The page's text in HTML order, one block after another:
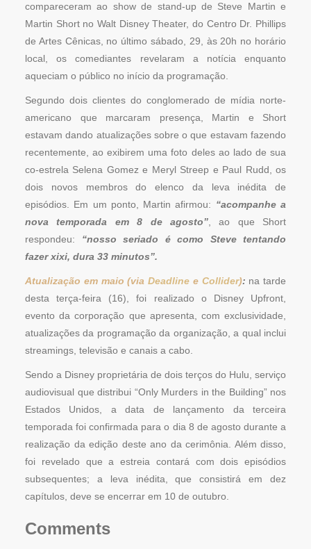
compareceram ao show de stand-up de Steve Martin e
Martin Short no Walt Disney Theater, do Centro Dr. Phillips
de Artes Cênicas, no último sábado, 29, às 20h no horário
local, os comediantes revelaram a notícia enquanto
aqueciam o público no início da programação.
Segundo dois clientes do conglomerado de mídia norte-
americano que marcaram presença, Martin e Short
estavam dando atualizações sobre o que estavam fazendo
recentemente, ao exibirem uma foto deles ao lado de sua
co-estrela Selena Gomez e Meryl Streep e Paul Rudd, os
dois novos membros do elenco da leva inédita de
episódios. Em um ponto, Martin afirmou: “acompanhe a
nova temporada em 8 de agosto”, ao que Short
respondeu: “nosso seriado é como Steve tentando
fazer xixi, dura 33 minutos”.
Atualização em maio (via Deadline e Collider): na tarde
desta terça-feira (16), foi realizado o Disney Upfront,
evento da corporação que apresenta, com exclusividade,
atualizações da programação da organização, a qual inclui
streamings, televisão e canais a cabo.
Sendo a Disney proprietária de dois terços do Hulu, serviço
audiovisual que distribui “Only Murders in the Building” nos
Estados Unidos, a data de lançamento da terceira
temporada foi confirmada para o dia 8 de agosto durante a
realização da edição deste ano da cerimônia. Além disso,
foi revelado que a estreia contará com dois episódios
subsequentes; a leva inédita, que consistirá em dez
capítulos, deve se encerrar em 10 de outubro.
Comments